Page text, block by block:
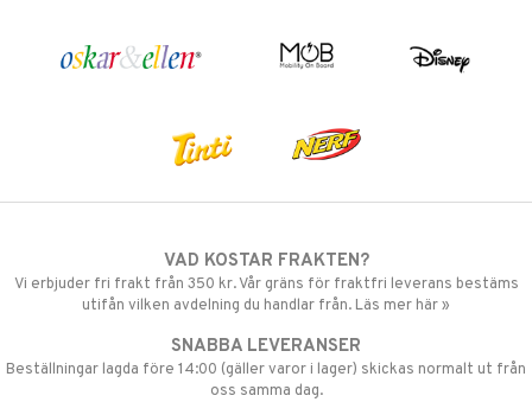
VAD KOSTAR FRAKTEN?
Vi erbjuder fri frakt från 350 kr. Vår gräns för fraktfri leverans bestäms
utifån vilken avdelning du handlar från. Läs mer här »
SNABBA LEVERANSER
Beställningar lagda före 14:00 (gäller varor i lager) skickas normalt ut från
oss samma dag.